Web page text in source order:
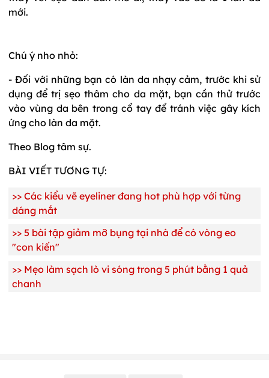
mới.
Chú ý nho nhỏ:
- Đối với những bạn có làn da nhạy cảm, trước khi sử
dụng để trị sẹo thâm cho da mặt, bạn cần thử trước
vào vùng da bên trong cổ tay để tránh việc gây kích
ứng cho làn da mặt.
Theo Blog tâm sự.
BÀI VIẾT TƯƠNG TỰ:
>> Các kiểu vẽ eyeliner đang hot phù hợp với từng
dáng mắt
>> 5 bài tập giảm mỡ bụng tại nhà để có vòng eo
"con kiến"
>> Mẹo làm sạch lò vi sóng trong 5 phút bằng 1 quả
chanh